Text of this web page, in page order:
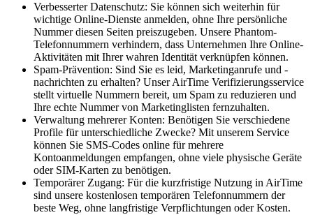
Verbesserter Datenschutz: Sie können sich weiterhin für
wichtige Online-Dienste anmelden, ohne Ihre persönliche
Nummer diesen Seiten preiszugeben. Unsere Phantom-
Telefonnummern verhindern, dass Unternehmen Ihre Online-
Aktivitäten mit Ihrer wahren Identität verknüpfen können.
Spam-Prävention: Sind Sie es leid, Marketinganrufe und -
nachrichten zu erhalten? Unser AirTime Verifizierungsservice
stellt virtuelle Nummern bereit, um Spam zu reduzieren und
Ihre echte Nummer von Marketinglisten fernzuhalten.
Verwaltung mehrerer Konten: Benötigen Sie verschiedene
Profile für unterschiedliche Zwecke? Mit unserem Service
können Sie SMS-Codes online für mehrere
Kontoanmeldungen empfangen, ohne viele physische Geräte
oder SIM-Karten zu benötigen.
Temporärer Zugang: Für die kurzfristige Nutzung in AirTime
sind unsere kostenlosen temporären Telefonnummern der
beste Weg, ohne langfristige Verpflichtungen oder Kosten.